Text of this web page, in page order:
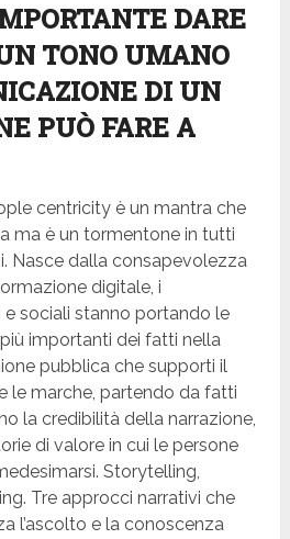
DARE
TONO UMANO
DI UN
PUÒ FARE A
centricity è un mantra che
ma è un tormentone in tutti
Nasce dalla consapevolezza
digitale, i
sociali stanno portando le
importanti dei fatti nella
pubblica che supporti il
le marche, partendo da fatti
la credibilità della narrazione,
di valore in cui le persone
Storytelling,
Tre approcci narrativi che
l’ascolto e la conoscenza